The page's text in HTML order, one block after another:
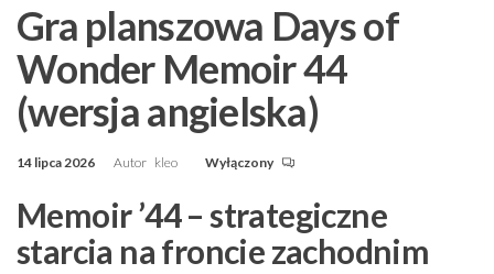
Gra planszowa Days of
Wonder Memoir 44
(wersja angielska)
14 lipca 2026 Autor kleo Wyłączony
Memoir ’44 – strategiczne
starcia na froncie zachodnim